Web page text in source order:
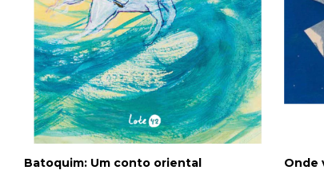
Batoquim: Um conto oriental
Onde